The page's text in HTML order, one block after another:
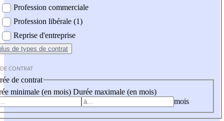
Profession commerciale
Profession libérale (1)
Reprise d'entreprise
de types de contrat
CONTRAT
de contrat
minimale (en mois) Durée maximale (en mois)
mois